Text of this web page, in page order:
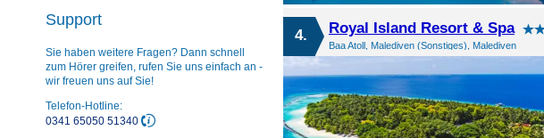
4. Royal Island Resort & Spa
Baa Atoll, Malediven (Sonstiges), Malediven
Support
Sie haben weitere Fragen? Dann schnell
zum Hörer greifen, rufen Sie uns einfach an -
wir freuen uns auf Sie!
Telefon-Hotline:
0341 65050 51340